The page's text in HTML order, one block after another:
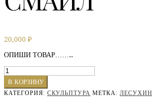
20,000 ₽
ОПИШИ ТОВАР……..
Количество
СМАЙЛ
В КОРЗИНУ
КАТЕГОРИЯ: СКУЛЬПТУРА МЕТКА: ЛЕСУХИН